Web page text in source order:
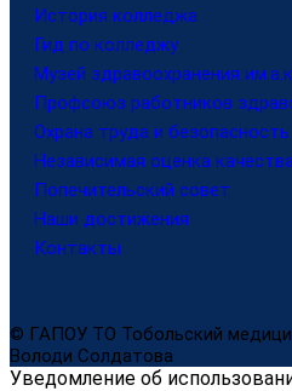
История колледжа
Гид по колледжу
Музей здравоохранения
Профсоюз работников
Охрана труда и безопасность
Независимая оценка
Попечительский совет
Наши достижения
Контакты
© ГАПОУ ТО Тобольский
Володи Солдатова
Уведомление об